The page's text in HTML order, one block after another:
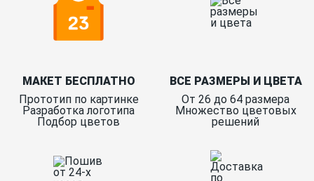
МАКЕТ БЕСПЛАТНО
Прототип по картинке
Разработка логотипа
Подбор цветов
ВСЕ РАЗМЕРЫ И ЦВЕТА
От 26 до 64 размера
Множество цветовых
решений